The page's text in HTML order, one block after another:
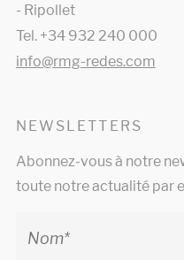
- Ripollet
Tel. +34 932 240 000
info@rmg-redes.com
NEWSLETTERS
Abonnez-vous à notre
toute notre actualité par